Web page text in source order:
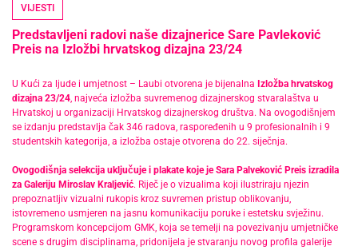
VIJESTI
Predstavljeni radovi naše dizajnerice Sare Pavleković
Preis na Izložbi hrvatskog dizajna 23/24
U Kući za ljude i umjetnost – Laubi otvorena je bijenalna Izložba hrvatskog
dizajna 23/24, najveća izložba suvremenog dizajnerskog stvaralaštva u
Hrvatskoj u organizaciji Hrvatskog dizajnerskog društva. Na ovogodišnjem
se izdanju predstavlja čak 346 radova, raspoređenih u 9 profesionalnih i 9
studentskih kategorija, a izložba ostaje otvorena do 22. siječnja.
Ovogodišnja selekcija uključuje i plakate koje je Sara Palveković Preis izradila
za Galeriju Miroslav Kraljević. Riječ je o vizualima koji ilustriraju njezin
prepoznatljiv vizualni rukopis kroz suvremen pristup oblikovanju,
istovremeno usmjeren na jasnu komunikaciju poruke i estetsku svježinu.
Programskom koncepcijom GMK, koja se temelji na povezivanju umjetničke
scene s drugim disciplinama, pridonijela je stvaranju novog profila galerije